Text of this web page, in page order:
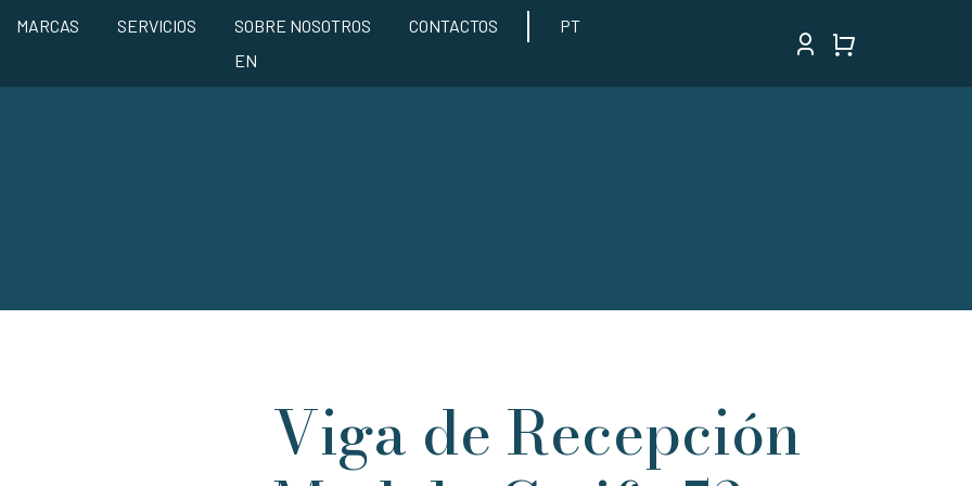
MARCAS SERVICIOS SOBRE NOSOTROS CONTACTOS
PT
EN
Viga de Recepción